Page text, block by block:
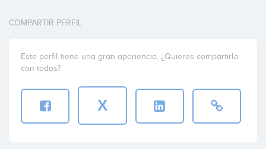
COMPARTIR PERFIL
Este perfil tiene una gran apariencia. ¿Quieres compartirlo
con todos?
X